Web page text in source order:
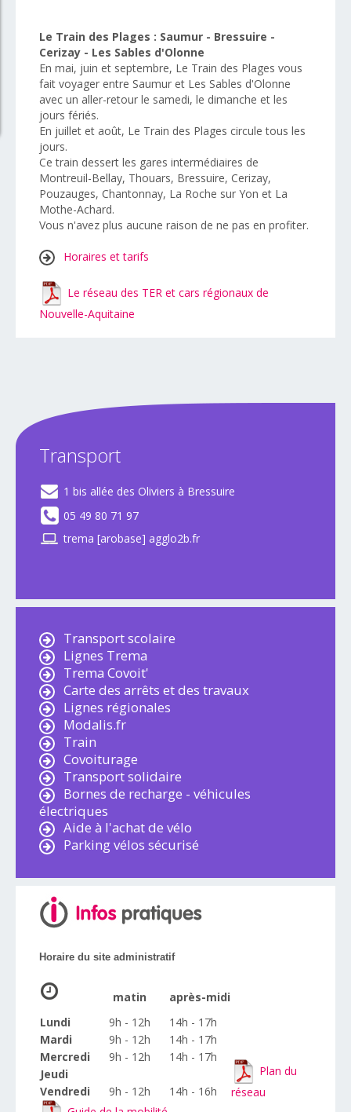
Le Train des Plages : Saumur - Bressuire -
Cerizay - Les Sables d'Olonne
En mai, juin et septembre, Le Train des Plages vous
fait voyager entre Saumur et Les Sables d'Olonne
avec un aller-retour le samedi, le dimanche et les
jours fériés.
En juillet et août, Le Train des Plages circule tous les
jours.
Ce train dessert les gares intermédiaires de
Montreuil-Bellay, Thouars, Bressuire, Cerizay,
Pouzauges, Chantonnay, La Roche sur Yon et La
Mothe-Achard.
Vous n'avez plus aucune raison de ne pas en profiter.
Horaires et tarifs
Le réseau des TER et cars régionaux de
Nouvelle-Aquitaine
Transport
1 bis allée des Oliviers à Bressuire
05 49 80 71 97
trema [arobase] agglo2b.fr
Transport scolaire
Lignes Trema
Trema Covoit'
Carte des arrêts et des travaux
Lignes régionales
Modalis.fr
Train
Covoiturage
Transport solidaire
Bornes de recharge - véhicules
électriques
Aide à l'achat de vélo
Parking vélos sécurisé
Horaire du site administratif
matin
après-midi
Lundi
9h - 12h
14h - 17h
Mardi
9h - 12h
14h - 17h
Mercredi
9h - 12h
14h - 17h
Jeudi
Vendredi
9h - 12h 14h - 16h
Plan du
réseau